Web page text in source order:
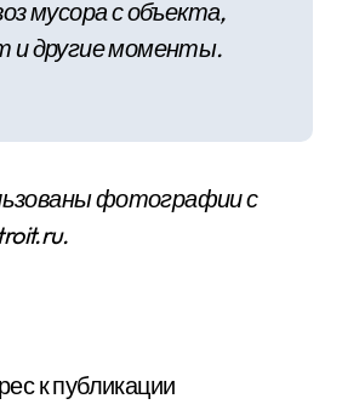
мусора с объекта,
и другие моменты.
фотографии с
.
к публикации